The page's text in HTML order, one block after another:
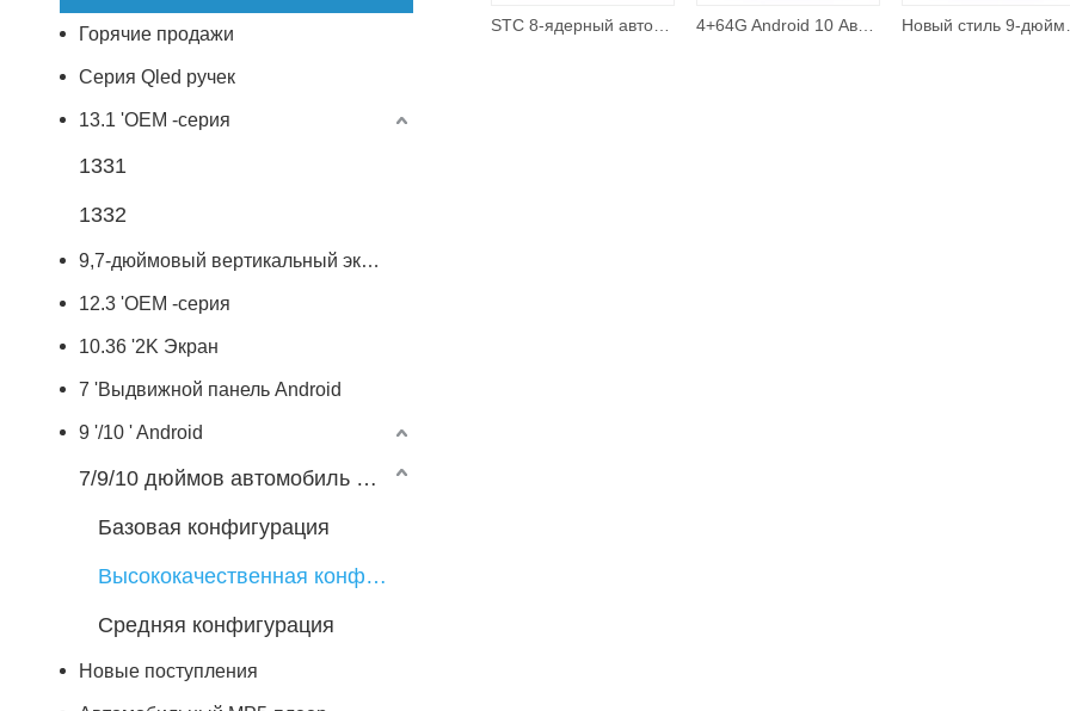
Горячие продажи
Серия Qled ручек
13.1 'OEM -серия
1331
1332
9,7-дюймовый вертикальный экран
12.3 'OEM -серия
10.36 '2K Экран
7 'Выдвижной панель Android
9 '/10 ' Android
7/9/10 дюймов автомобиль Android Player
Базовая конфигурация
Высококачественная конфигурация
Средняя конфигурация
Новые поступления